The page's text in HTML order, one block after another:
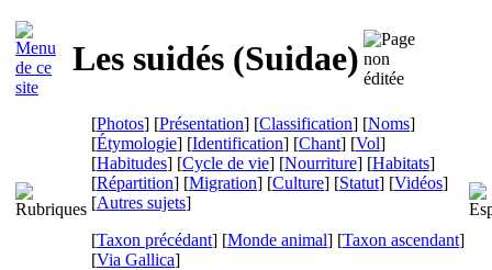
Les suidés (Suidae)
[Photos] [Présentation] [Classification] [Noms]
[Étymologie] [Identification] [Chant] [Vol]
[Habitudes] [Cycle de vie] [Nourriture] [Habitats]
[Répartition] [Migration] [Culture] [Statut] [Vidéos]
[Autres sujets]
[Taxon précédant] [Monde animal] [Taxon ascendant]
[Via Gallica]